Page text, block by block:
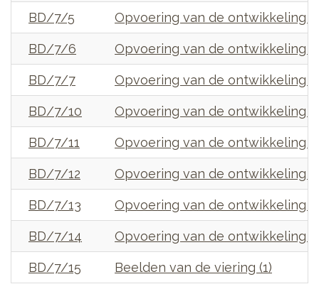
BD/7/5 Opvoering van de ontwikkeling
BD/7/6 Opvoering van de ontwikkeling
BD/7/7 Opvoering van de ontwikkeling
BD/7/10 Opvoering van de ontwikkeling
BD/7/11 Opvoering van de ontwikkeling
BD/7/12 Opvoering van de ontwikkeling
BD/7/13 Opvoering van de ontwikkeling
BD/7/14 Opvoering van de ontwikkeling
BD/7/15 Beelden van de viering (1)